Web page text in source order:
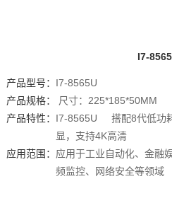
I7-
产品型号： I7-8565U
产品规格：
尺寸：225*185*50MM
产品特性： I7-8565U 搭配8代低功
显，支持4K高清
应用范围： 应用于工业自动化、金融
频监控、网络安全等领域